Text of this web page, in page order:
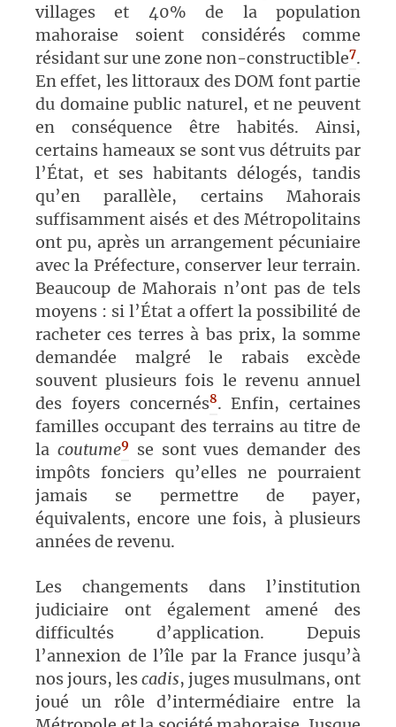
villages et 40% de la population
mahoraise soient considérés comme
résidant sur une zone non-constructible7.
En effet, les littoraux des DOM font partie
du domaine public naturel, et ne peuvent
en conséquence être habités. Ainsi,
certains hameaux se sont vus détruits par
l’État, et ses habitants délogés, tandis
qu’en parallèle, certains Mahorais
suffisamment aisés et des Métropolitains
ont pu, après un arrangement pécuniaire
avec la Préfecture, conserver leur terrain.
Beaucoup de Mahorais n’ont pas de tels
moyens : si l’État a offert la possibilité de
racheter ces terres à bas prix, la somme
demandée malgré le rabais excède
souvent plusieurs fois le revenu annuel
des foyers concernés8. Enfin, certaines
familles occupant des terrains au titre de
la coutume9
se sont vues demander des
impôts fonciers qu’elles ne pourraient
jamais se permettre de payer,
équivalents, encore une fois, à plusieurs
années de revenu.
Les changements dans l’institution
judiciaire ont également amené des
difficultés d’application. Depuis
l’annexion de l’île par la France jusqu’à
nos jours, lescadis, juges musulmans, ont
joué un rôle d’intermédiaire entre la